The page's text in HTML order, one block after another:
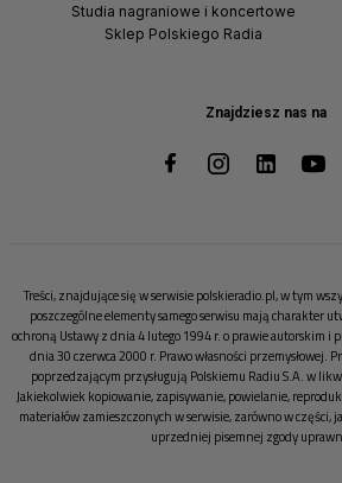
Znajdziesz nas na
Studia nagraniowe i koncertowe
Sklep Polskiego Radia
Treści, znajdujące się w serwisie polskieradio.pl, w tym
poszczególne elementy samego serwisu mają charakter
ochroną Ustawy z dnia 4 lutego 1994 r. o prawie autorskim i
dnia 30 czerwca 2000 r. Prawo własności przemysłowej.
poprzedzającym przysługują Polskiemu Radiu S.A. w
Jakiekolwiek kopiowanie, zapisywanie, powielanie,
materiałów zamieszczonych w serwisie, zarówno w części,
uprzedniej pisemnej zgody